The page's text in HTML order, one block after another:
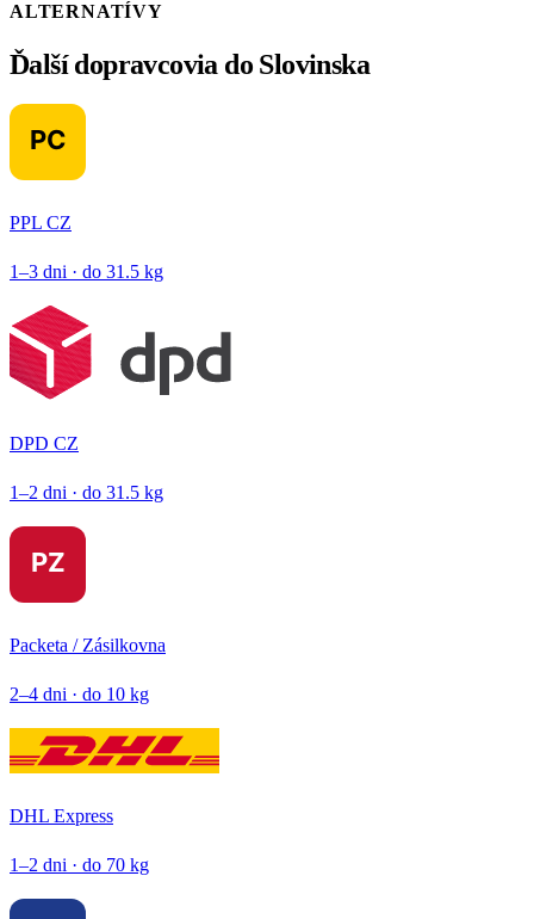
ALTERNATÍVY
Ďalší dopravcovia do Slovinska
PPL CZ
1–3 dni · do 31.5 kg
DPD CZ
1–2 dni · do 31.5 kg
Packeta / Zásilkovna
2–4 dni · do 10 kg
DHL Express
1–2 dni · do 70 kg